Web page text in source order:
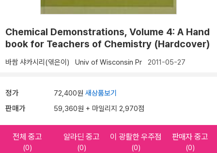
Chemical Demonstrations, Volume 4: A Hand
book for Teachers of Chemistry (Hardcover)
바쌈 샤카시리(엮은이) Univ of Wisconsin Pr 2011-05-27
정가 72,400원 새상품보기
판매가 59,360원 + 마일리지 2,970점
전체 중고
(0)
알라딘 중고
(0)
이 광활한 우주점
(0)
판매자 중고
(0)